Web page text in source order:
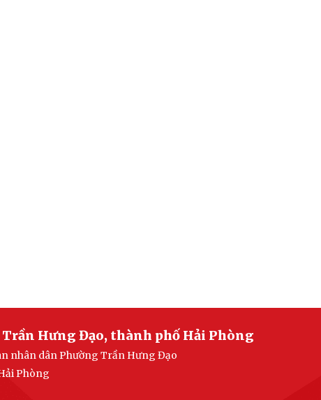
Hưng Đạo, thành phố Hải Phòng
nhân dân Phường Trần Hưng Đạo
Phòng